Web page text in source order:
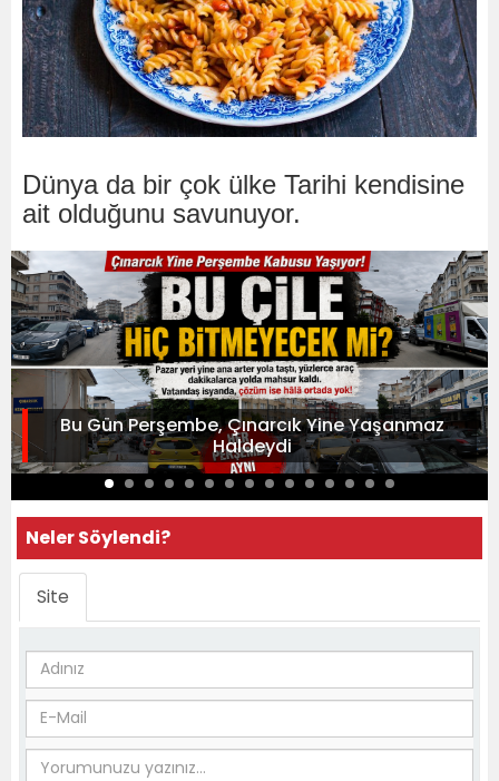
Dünya da bir çok ülke Tarihi kendisine
ait olduğunu savunuyor.
Bu Gün Perşembe, Çınarcık Yine Yaşanmaz
Haldeydi
Neler Söylendi?
Site